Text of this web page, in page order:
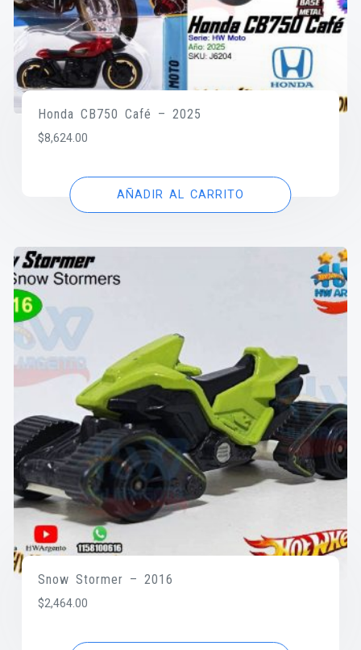
Honda CB750 Café – 2025
$8,624.00
AÑADIR AL CARRITO
Snow Stormer – 2016
$2,464.00